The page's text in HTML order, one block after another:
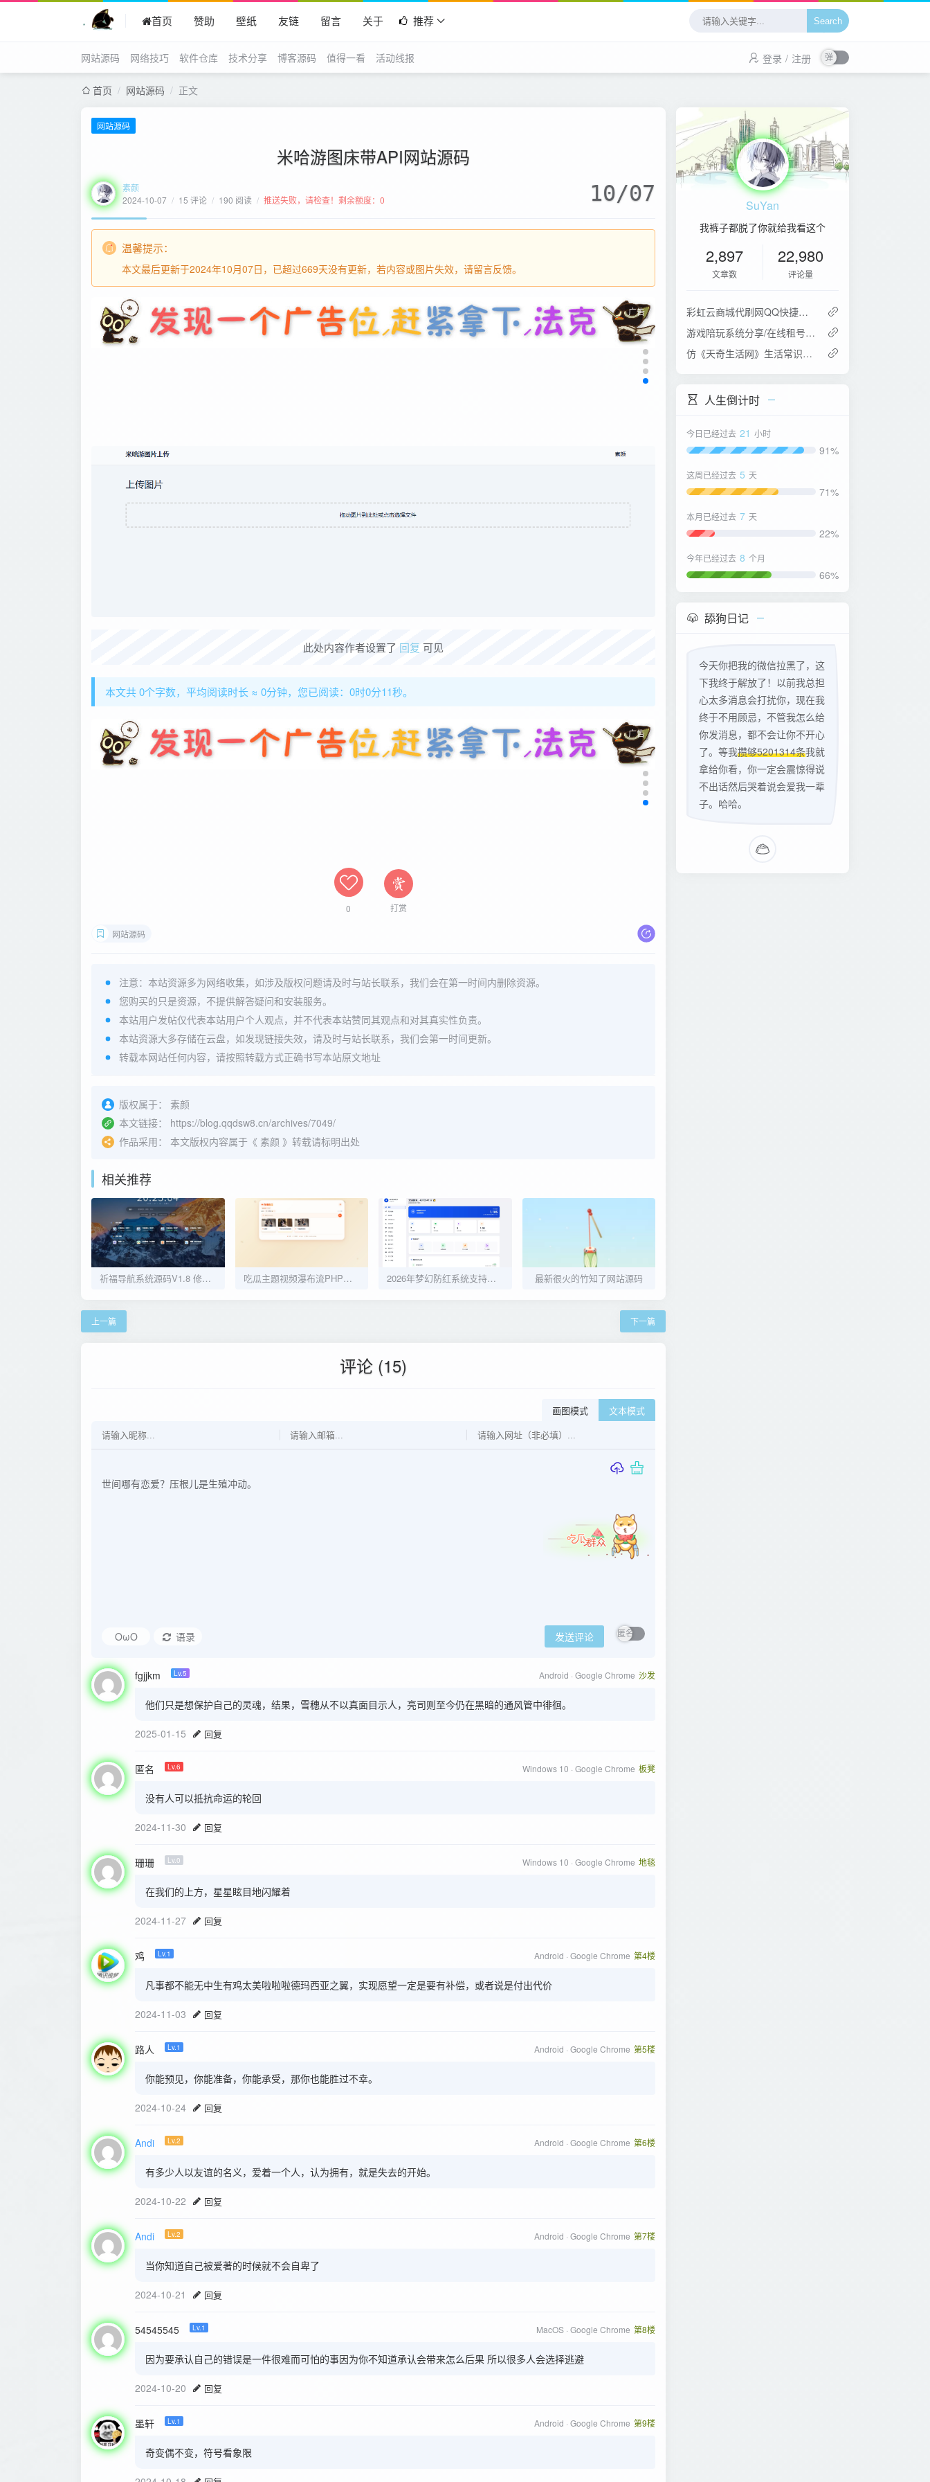
首页 赞助 壁纸 友链 留言 关于 推荐 Search
网站源码 网络技巧 软件仓库 技术分享 博客源码 值得一看 活动线报 登录 / 注册
首页 / 网站源码 / 正文
网站源码
米哈游图床带API网站源码
素颜
2024-10-07 / 15 评论 / 190 阅读 / 推送失败，请检查！ 剩余额度：0 10/07
温馨提示：
本文最后更新于2024年10月07日，已超过669天没有更新，若内容或图片失效，请留言反馈。
广告
此处内容作者设置了 回复 可见
本文共 0个字数，平均阅读时长 ≈ 0分钟，您已阅读：0时0分12秒。
广告
0 打赏
网站源码
注意：本站资源多为网络收集，如涉及版权问题请及时与站长联系，我们会在第一时间内删除资源。
您购买的只是资源，不提供解答疑问和安装服务。
本站用户发帖仅代表本站用户个人观点，并不代表本站赞同其观点和对其真实性负责。
本站资源大多存储在云盘，如发现链接失效，请及时与站长联系，我们会第一时间更新。
转载本网站任何内容，请按照转载方式正确书写本站原文地址
版权属于：
素颜
本文链接：
https://blog.qqdsw8.cn/archives/7049/
作品采用：
本文版权内容属于《 素颜 》转载请标明出处
相关推荐
祈福导航系统源码V1.8 修复Bug版本 吃瓜主题视频瀑布流PHP源码 2026年梦幻防红系统支持抖音圆码带用户中心支付 最新很火的竹知了网站源码
上一篇 下一篇
评论 (15)
画图模式 文本模式
OωO 语录 发送评论
fgjjkm Lv.5 Android · Google Chrome 沙发
他们只是想保护自己的灵魂，结果，雪穗从不以真面目示人，亮司则至今仍在黑暗的通风管中徘徊。
2025-01-15 回复
匿名 Lv.6 Windows 10 · Google Chrome 板凳
没有人可以抵抗命运的轮回
2024-11-30 回复
珊珊 Lv.0 Windows 10 · Google Chrome 地毯
在我们的上方，星星眩目地闪耀着
2024-11-27 回复
鸡 Lv.1 Android · Google Chrome 第4楼
凡事都不能无中生有鸡太美啦啦啦德玛西亚之翼，实现愿望一定是要有补偿，或者说是付出代价
2024-11-03 回复
路人 Lv.1 Android · Google Chrome 第5楼
你能预见，你能准备，你能承受，那你也能胜过不幸。
2024-10-24 回复
Andi Lv.2 Android · Google Chrome 第6楼
有多少人以友谊的名义，爱着一个人，认为拥有，就是失去的开始。
2024-10-22 回复
Andi Lv.2 Android · Google Chrome 第7楼
当你知道自己被爱著的时候就不会自卑了
2024-10-21 回复
54545545 Lv.1 MacOS · Google Chrome 第8楼
因为要承认自己的错误是一件很难而可怕的事因为你不知道承认会带来怎么后果 所以很多人会选择逃避
2024-10-20 回复
墨轩 Lv.1 Android · Google Chrome 第9楼
奇变偶不变，符号看象限
SuYan
我裤子都脱了你就给我看这个
2,897
文章数
22,980
评论量
彩虹云商城代刷网QQ快捷登录设置教程,附QQ互联分发api平台地址
游戏陪玩系统分享/在线租号系统/小姐姐陪玩任务系统/网游主播任务威客平台源码/绝地吃鸡LOL在线下单
仿《天奇生活网》生活常识美食女性时尚综合资讯门户网站源码+手机版
人生倒计时
今日已经过去 21 小时
91%
这周已经过去 5 天
71%
本月已经过去 7 天
22%
今年已经过去 8 个月
66%
舔狗日记
今天你把我的微信拉黑了，这
下我终于解放了！以前我总担
心太多消息会打扰你，现在我
终于不用顾忌，不管我怎么给
你发消息，都不会让你不开心
了。等我攒够5201314条我就
拿给你看，你一定会震惊得说
不出话然后哭着说会爱我一辈
子。哈哈。